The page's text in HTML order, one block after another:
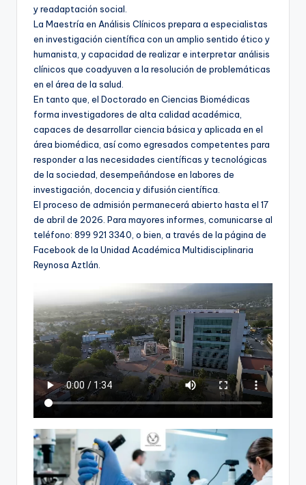
y readaptación social.
La Maestría en Análisis Clínicos prepara a especialistas
en investigación científica con un amplio sentido ético y
humanista, y capacidad de realizar e interpretar análisis
clínicos que coadyuven a la resolución de problemáticas
en el área de la salud.
En tanto que, el Doctorado en Ciencias Biomédicas
forma investigadores de alta calidad académica,
capaces de desarrollar ciencia básica y aplicada en el
área biomédica, así como egresados competentes para
responder a las necesidades científicas y tecnológicas
de la sociedad, desempeñándose en labores de
investigación, docencia y difusión científica.
El proceso de admisión permanecerá abierto hasta el 17
de abril de 2026. Para mayores informes, comunicarse al
teléfono: 899 921 3340, o bien, a través de la página de
Facebook de la Unidad Académica Multidisciplinaria
Reynosa Aztlán.